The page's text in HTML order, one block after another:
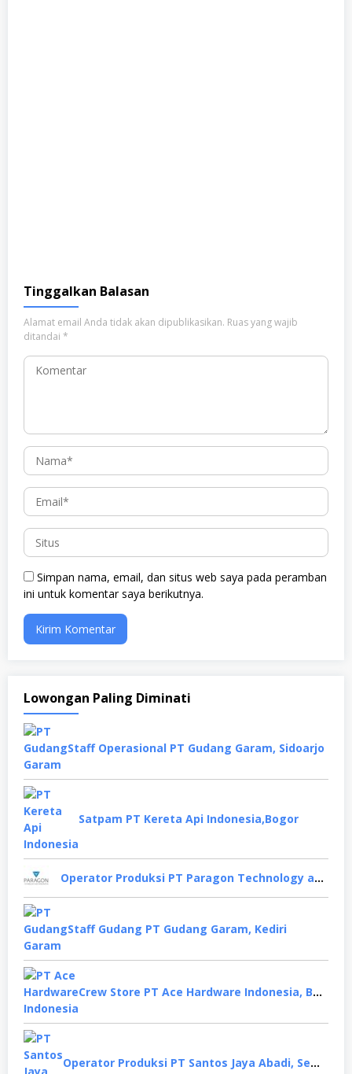
Tinggalkan Balasan
Alamat email Anda tidak akan dipublikasikan. Ruas yang wajib
ditandai *
Simpan nama, email, dan situs web saya pada peramban
ini untuk komentar saya berikutnya.
Lowongan Paling Diminati
Staff Operasional PT Gudang Garam, Sidoarjo
Satpam PT Kereta Api Indonesia,Bogor
Operator Produksi PT Paragon Technology and Innovation, Tangerang
Staff Gudang PT Gudang Garam, Kediri
Crew Store PT Ace Hardware Indonesia, Bekasi
Operator Produksi PT Santos Jaya Abadi, Semarang